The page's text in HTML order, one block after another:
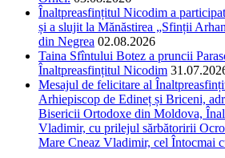
Înaltpreasfințitul Nicodim a
și a slujit la Mănăstirea „Sfinții
din Negrea 02.08.2026
Taina Sfîntului Botez a pruncii
Înaltpreasfințitul Nicodim
Mesajul de felicitare al
Arhiepiscop de Edineț și Briceni,
Bisericii Ortodoxe din Moldova,
Vladimir, cu prilejul sărbătoririi
Mare Cneaz Vladimir, cel Întocmai